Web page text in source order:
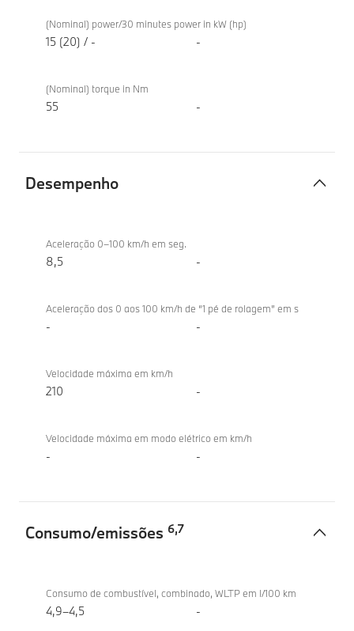
elétrico
sDrive20d
(Nominal) power/30 minutes power in kW (hp)
15 (20) / - -
(Nominal) torque in Nm
55 -
Desempenho
sDrive20d
Aceleração 0–100 km/h em seg.
8,5 -
Aceleração dos 0 aos 100 km/h de “1 pé de rolagem” em s
- -
Velocidade máxima em km/h
210 -
Velocidade máxima em modo elétrico em km/h
- -
Consumo/emissões 6,7
sDrive20d
Consumo de combustível, combinado, WLTP em l/100 km
4,9–4,5 -